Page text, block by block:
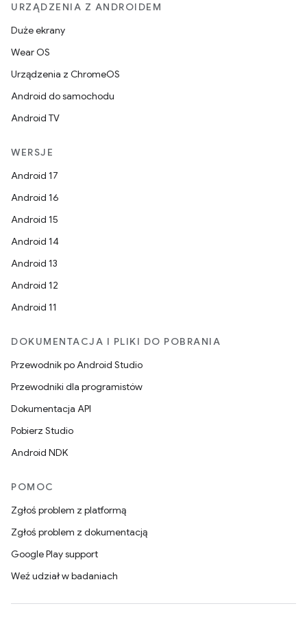
URZĄDZENIA Z ANDROIDEM
Duże ekrany
Wear OS
Urządzenia z ChromeOS
Android do samochodu
Android TV
WERSJE
Android 17
Android 16
Android 15
Android 14
Android 13
Android 12
Android 11
DOKUMENTACJA I PLIKI DO POBRANIA
Przewodnik po Android Studio
Przewodniki dla programistów
Dokumentacja API
Pobierz Studio
Android NDK
POMOC
Zgłoś problem z platformą
Zgłoś problem z dokumentacją
Google Play support
Weź udział w badaniach